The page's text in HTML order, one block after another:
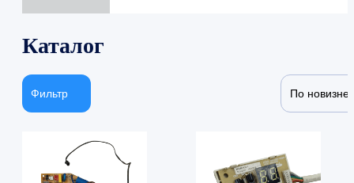
Каталог
Фильтр По новизне